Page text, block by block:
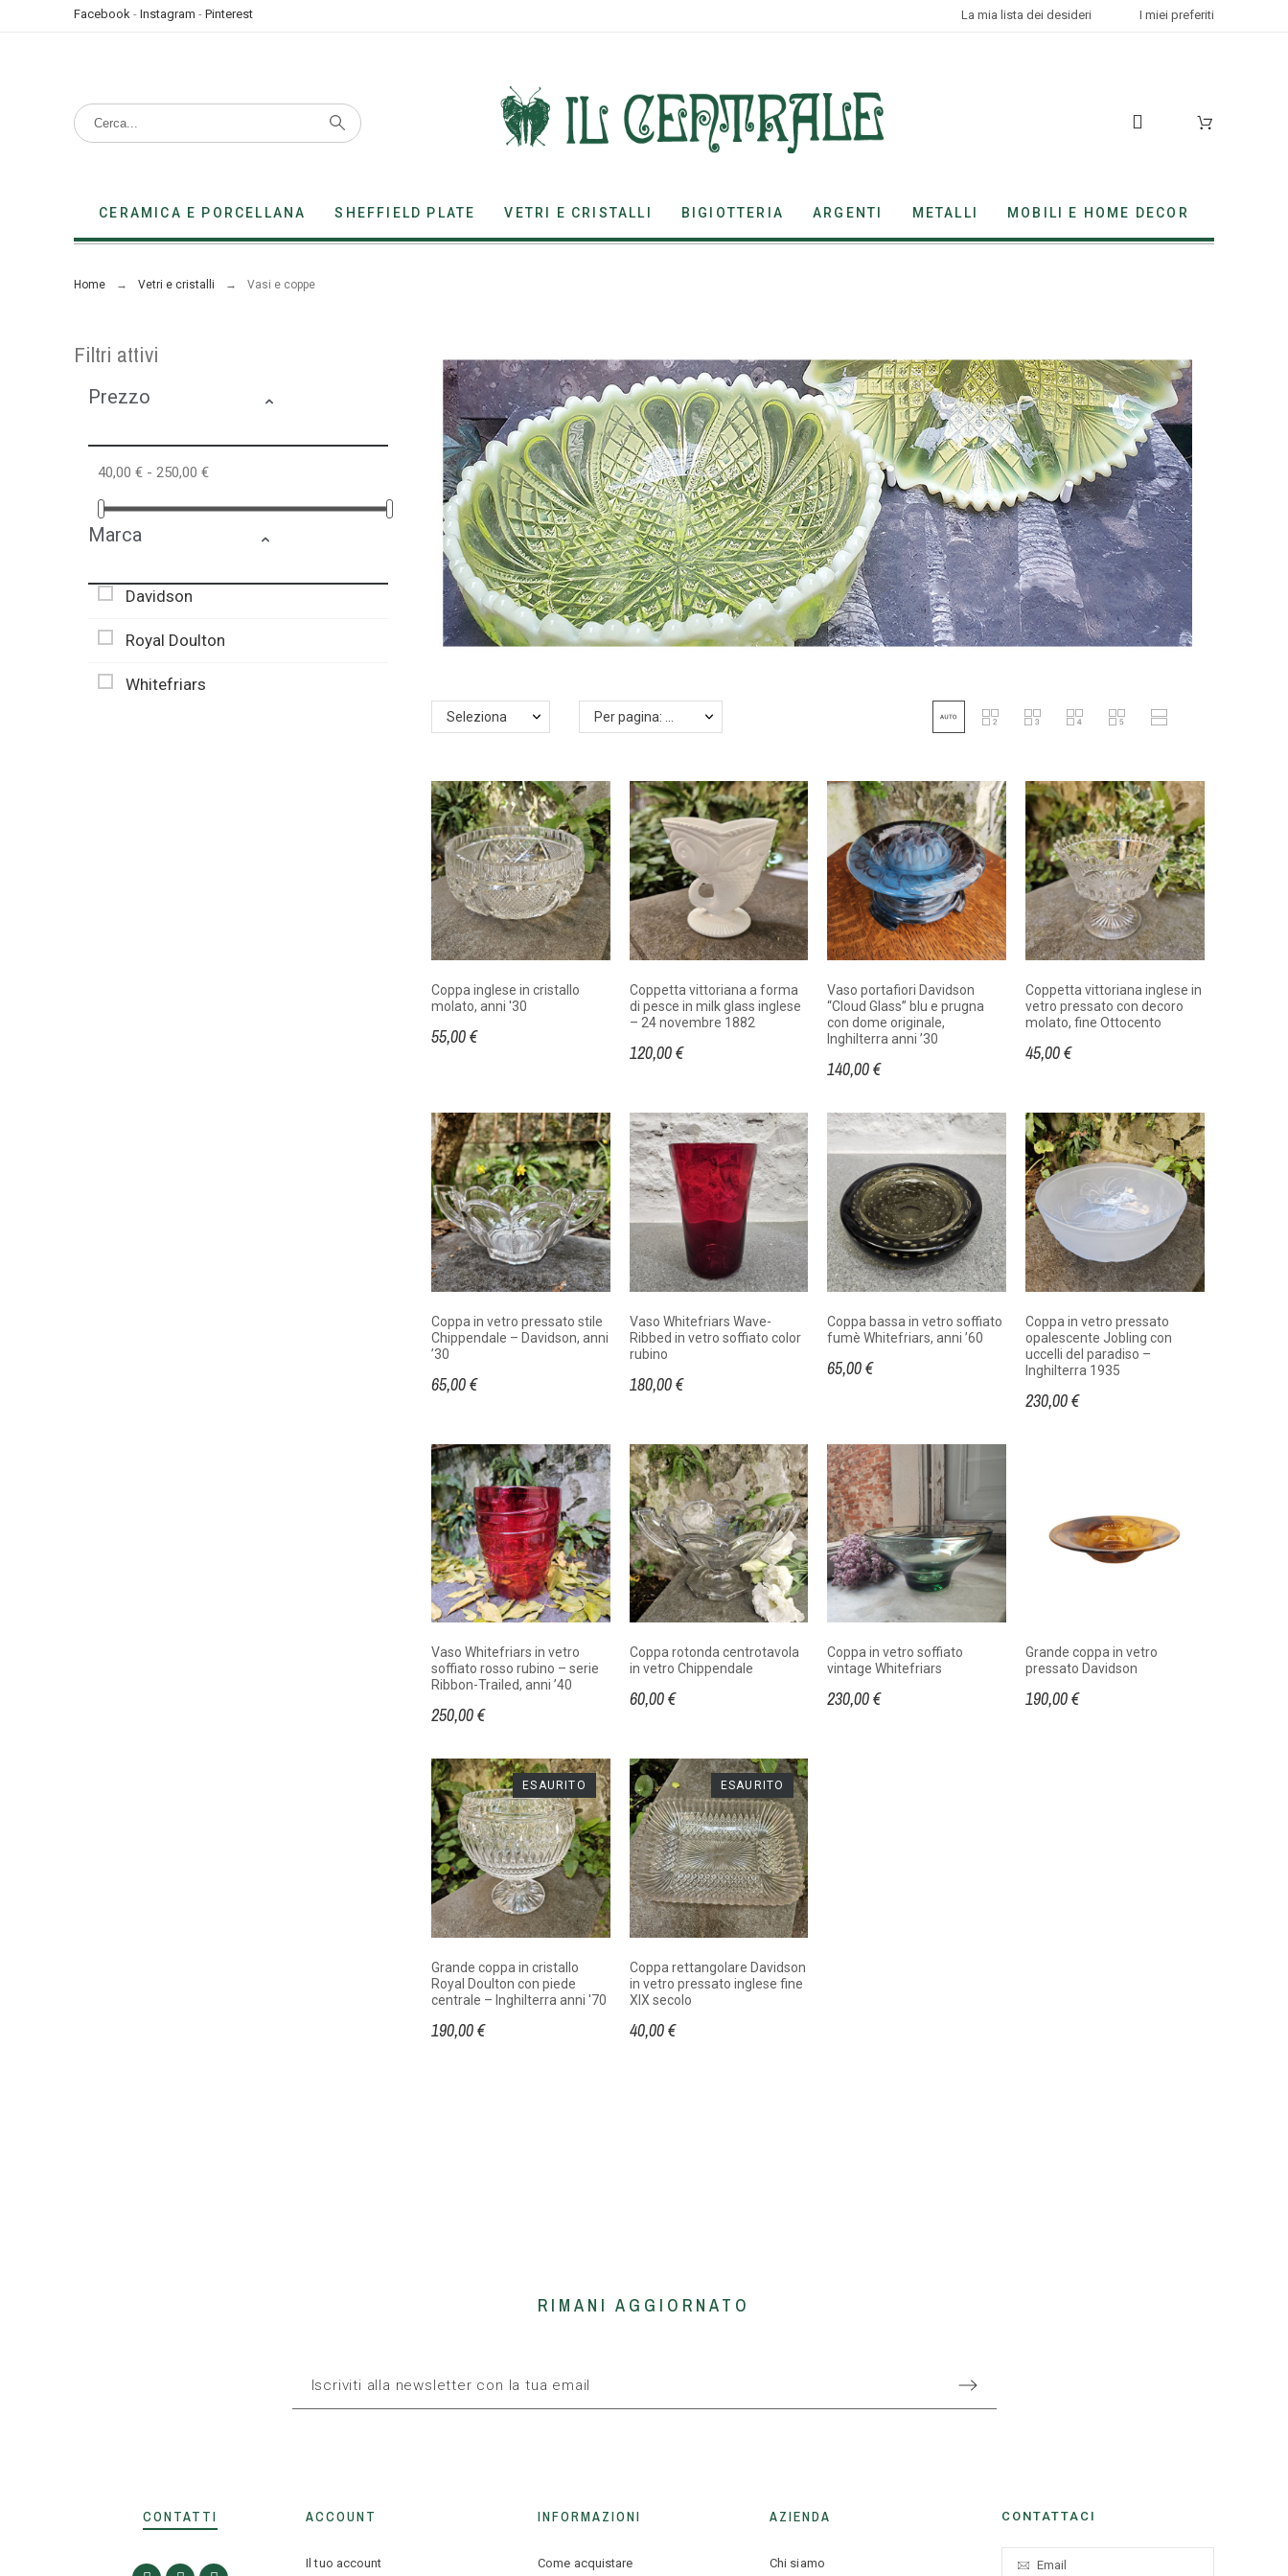
Facebook -Instagram -Pinterest La mia lista dei desideri I miei preferiti
CERAMICA E PORCELLANA SHEFFIELD PLATE VETRI E CRISTALLI BIGIOTTERIA ARGENTI METALLI MOBILI E HOME DECOR
Home Vetri e cristalli Vasi e coppe
Filtri attivi
Prezzo
40,00 € - 250,00 €
Marca
Davidson
Royal Doulton
Whitefriars
Seleziona Per pagina: 24
Coppa inglese in cristallo
molato, anni '30
55,00 €
Coppetta vittoriana a forma
di pesce in milk glass inglese
– 24 novembre 1882
120,00 €
Vaso portafiori Davidson
“Cloud Glass” blu e prugna
con dome originale,
Inghilterra anni ’30
140,00 €
Coppetta vittoriana inglese in
vetro pressato con decoro
molato, fine Ottocento
45,00 €
Coppa in vetro pressato stile
Chippendale – Davidson, anni
’30
65,00 €
Vaso Whitefriars Wave-
Ribbed in vetro soffiato color
rubino
180,00 €
Coppa bassa in vetro soffiato
fumè Whitefriars, anni ’60
65,00 €
Coppa in vetro pressato
opalescente Jobling con
uccelli del paradiso –
Inghilterra 1935
230,00 €
Vaso Whitefriars in vetro
soffiato rosso rubino – serie
Ribbon-Trailed, anni ’40
250,00 €
Coppa rotonda centrotavola
in vetro Chippendale
60,00 €
Coppa in vetro soffiato
vintage Whitefriars
230,00 €
Grande coppa in vetro
pressato Davidson
190,00 €
Grande coppa in cristallo
Royal Doulton con piede
centrale – Inghilterra anni '70
190,00 €
ESAURITO
Coppa rettangolare Davidson
in vetro pressato inglese fine
XIX secolo
40,00 €
ESAURITO
RIMANI AGGIORNATO
CONTATTI ACCOUNT
Il tuo account
INFORMAZIONI
Come acquistare
AZIENDA
Chi siamo
CONTATTACI